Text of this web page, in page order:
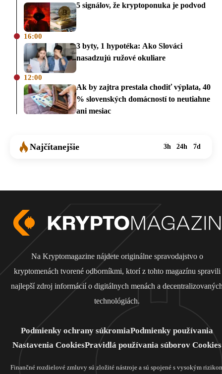
5 signálov, že kryptoponuka je podvod
16:00
3 byty, 1 hypotéka: Ako Slováci
nasadzujú ružové okuliare
12:00
Ak by zajtra prestala chodiť výplata, 40
% slovenských domácností to neutiahne
ani mesiac
Najčítanejšie 3h 24h 7d
Na Kryptomagazine nájdete originálne spravodajstvo o
kryptomenách tvorené odborníkmi, ktorí z tohto magazínu spravili
najlepší zdroj informácií o digitálnych menách a
technológiách.
Podmienky ochrany súkromiaPodmienky používania
Nastavenia CookiesPravidlá používania súborov Cookies
Finančné rozdielové zmluvy sú zložité nástroje a sú spojené s vysokým